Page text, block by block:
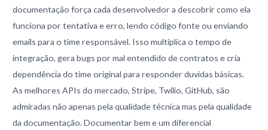
documentação força cada desenvolvedor a descobrir como ela
funciona por tentativa e erro, lendo código fonte ou enviando
emails para o time responsável. Isso multiplica o tempo de
integração, gera bugs por mal entendido de contratos e cria
dependência do time original para responder duvidas básicas.
As melhores APIs do mercado, Stripe, Twilio, GitHub, são
admiradas não apenas pela qualidade técnica mas pela qualidade
da documentação. Documentar bem e um diferencial